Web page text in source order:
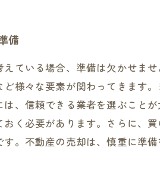
備
えている場合、準備は欠かせま
ど様々な要素が関わってきます
は、信頼できる業者を選ぶこと
おく必要があります。さらに、
す。不動産の売却は、慎重に準